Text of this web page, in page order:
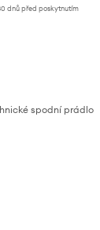
dnů před poskytnutím
spodní prádlo